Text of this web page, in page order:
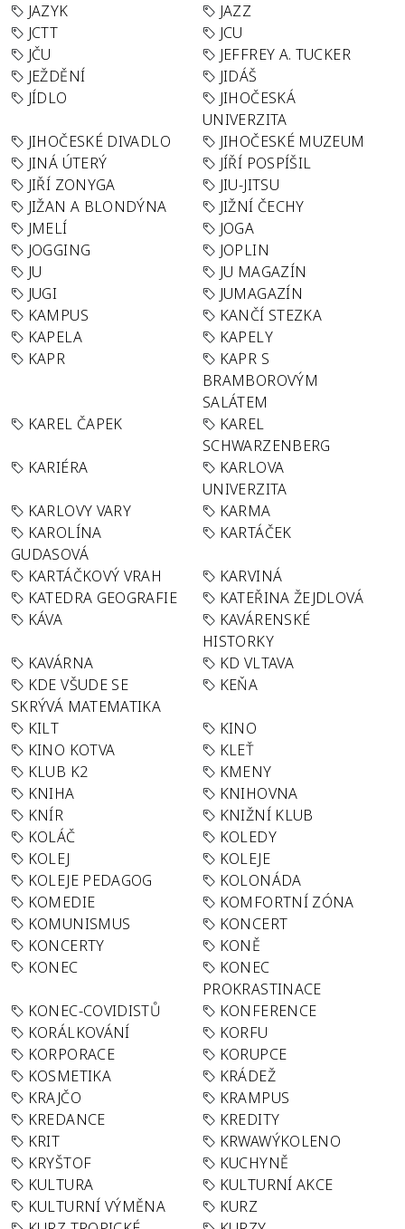
JAZYK
JAZZ
JCTT
JCU
JČU
JEFFREY A. TUCKER
JEŽDĚNÍ
JIDÁŠ
JÍDLO
JIHOČESKÁ
UNIVERZITA
JIHOČESKÉ DIVADLO
JIHOČESKÉ MUZEUM
JINÁ ÚTERÝ
JÍŘÍ POSPÍŠIL
JIŘÍ ZONYGA
JIU-JITSU
JIŽAN A BLONDÝNA
JIŽNÍ ČECHY
JMELÍ
JOGA
JOGGING
JOPLIN
JU
JU MAGAZÍN
JUGI
JUMAGAZÍN
KAMPUS
KANČÍ STEZKA
KAPELA
KAPELY
KAPR
KAPR S
BRAMBOROVÝM
SALÁTEM
KAREL ČAPEK
KAREL
SCHWARZENBERG
KARIÉRA
KARLOVA
UNIVERZITA
KARLOVY VARY
KARMA
KAROLÍNA
GUDASOVÁ
KARTÁČEK
KARTÁČKOVÝ VRAH
KARVINÁ
KATEDRA GEOGRAFIE
KATEŘINA ŽEJDLOVÁ
KÁVA
KAVÁRENSKÉ
HISTORKY
KAVÁRNA
KD VLTAVA
KDE VŠUDE SE
SKRÝVÁ MATEMATIKA
KEŇA
KILT
KINO
KINO KOTVA
KLEŤ
KLUB K2
KMENY
KNIHA
KNIHOVNA
KNÍR
KNIŽNÍ KLUB
KOLÁČ
KOLEDY
KOLEJ
KOLEJE
KOLEJE PEDAGOG
KOLONÁDA
KOMEDIE
KOMFORTNÍ ZÓNA
KOMUNISMUS
KONCERT
KONCERTY
KONĚ
KONEC
KONEC
PROKRASTINACE
KONEC-COVIDISTŮ
KONFERENCE
KORÁLKOVÁNÍ
KORFU
KORPORACE
KORUPCE
KOSMETIKA
KRÁDEŽ
KRAJČO
KRAMPUS
KREDANCE
KREDITY
KRIT
KRWAWÝKOLENO
KRYŠTOF
KUCHYNĚ
KULTURA
KULTURNÍ AKCE
KULTURNÍ VÝMĚNA
KURZ